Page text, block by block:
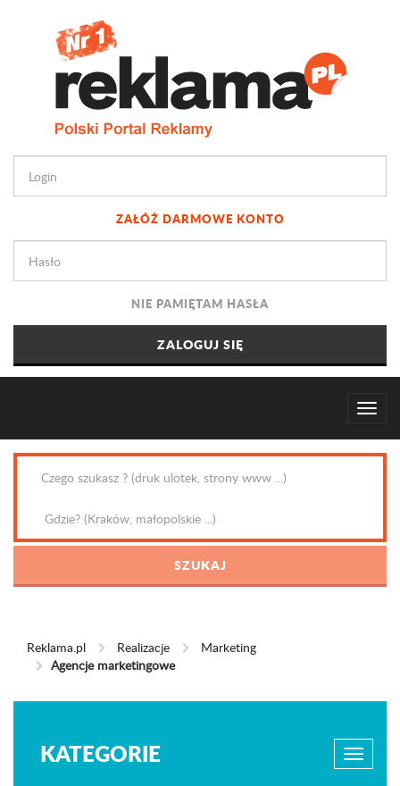
ZAŁÓŻ DARMOWE KONTO
NIE PAMIĘTAM HASŁA
Reklama.pl Realizacje
Marketing
Agencje marketingowe
KATEGORIE